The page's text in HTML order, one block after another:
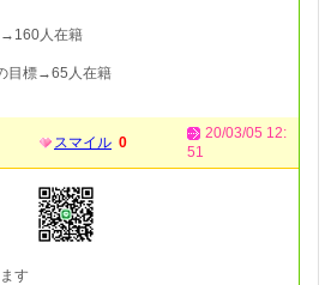
人在籍
目標→65人在籍
スマイル 0
20/03/05 12:
51
す